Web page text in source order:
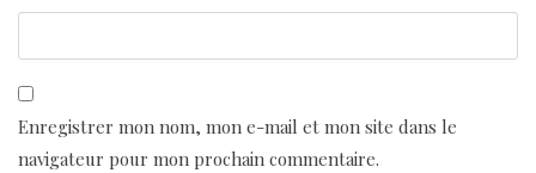
Enregistrer mon nom, mon e-mail et mon site dans le
navigateur pour mon prochain commentaire.